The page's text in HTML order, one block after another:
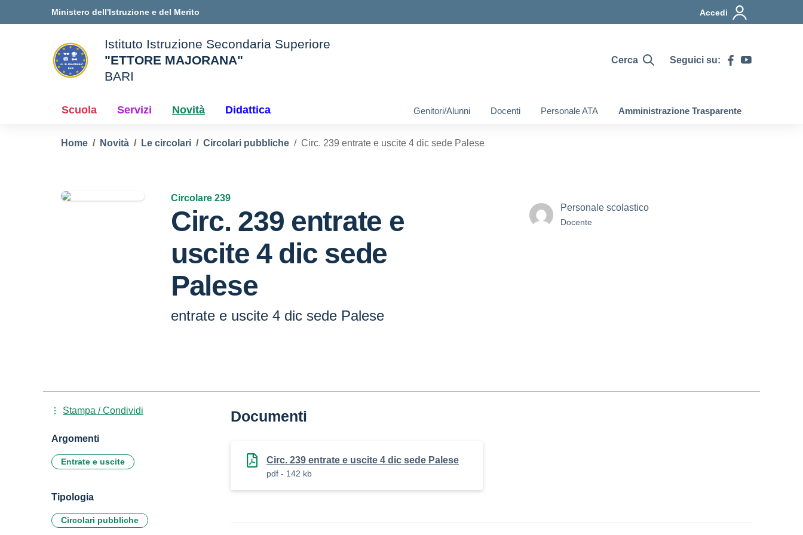
Ministero dell'Istruzione e del Merito Accedi
Istituto Istruzione Secondaria Superiore
"ETTORE MAJORANA"
BARI
Cerca Seguici su:
Scuola Servizi Novità Didattica Genitori/Alunni Docenti Personale ATA Amministrazione Trasparente
Home Novità Le circolari Circolari pubbliche Circ. 239 entrate e uscite 4 dic sede Palese
Circolare 239
Circ. 239 entrate e
uscite 4 dic sede
Palese
entrate e uscite 4 dic sede Palese
Personale scolastico
Docente
Documenti
Circ. 239 entrate e uscite 4 dic sede Palese
pdf - 142 kb
Stampa / Condividi
Argomenti
Entrate e uscite
Tipologia
Circolari pubbliche